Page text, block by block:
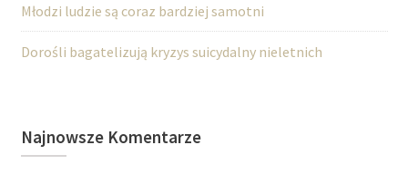
Młodzi ludzie są coraz bardziej samotni
Dorośli bagatelizują kryzys suicydalny nieletnich
Najnowsze Komentarze